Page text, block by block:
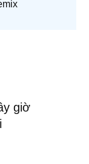
giờ